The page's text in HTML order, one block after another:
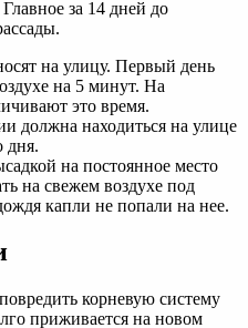
за 14 дней до
на улицу. Первый день
на 5 минут. На
это время.
должна находиться на улице
дня.
на постоянное место
на свежем воздухе под
капли не попали на нее.
корневую систему
приживается на новом